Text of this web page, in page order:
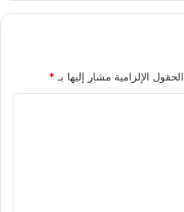
الحقول الإلزامية مشار إليها بـ*